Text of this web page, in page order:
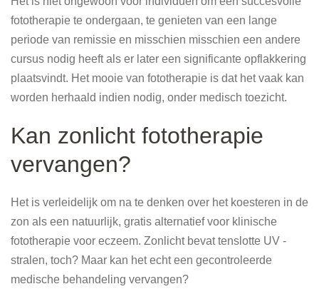
fototherapie te ondergaan, te genieten van een lange
periode van remissie en misschien misschien een andere
cursus nodig heeft als er later een significante opflakkering
plaatsvindt. Het mooie van fototherapie is dat het vaak kan
worden herhaald indien nodig, onder medisch toezicht.
Kan zonlicht fototherapie
vervangen?
Het is verleidelijk om na te denken over het koesteren in de
zon als een natuurlijk, gratis alternatief voor klinische
fototherapie voor eczeem. Zonlicht bevat tenslotte UV -
stralen, toch? Maar kan het echt een gecontroleerde
medische behandeling vervangen?